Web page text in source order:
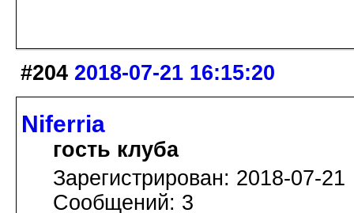
#204 2018-07-21 16:15:20
Niferria
гость клуба
Зарегистрирован: 2018-07-21
Сообщений: 3